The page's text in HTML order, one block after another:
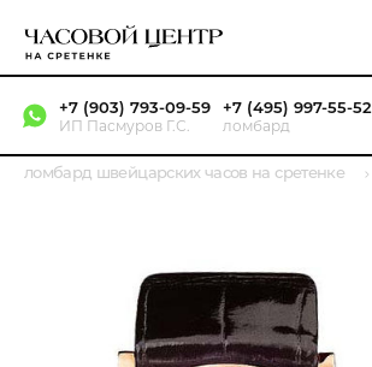
+7 (903) 793-09-59
ИП Пасмуров Г.С.
+7 (495) 997-55-52
ломбард
ломбард швейцарских часов на сретенке